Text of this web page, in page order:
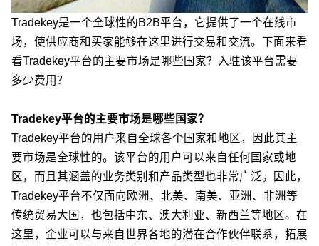
Tradekey是一个全球性的B2B平台，它提供了一个在线市
场，使供应商和买家能够在这里进行交易和交流。下面来看
看Tradekey平台的主要市场是哪些国家？入驻该平台需要
多少费用？
Tradekey平台的主要市场是哪些国家？
Tradekey平台的用户来自全球各个国家和地区，因此其主
要市场是全球性的。该平台的用户可以来自任何国家或地
区，而且其涵盖的业务类别和产品类型也非常广泛。因此，
Tradekey平台不仅面向欧洲、北美、南美、亚洲、非洲等
传统贸易大国，也包括中东、澳大利亚、新西兰等地区。在
这里，企业可以与来自世界各地的潜在合作伙伴联系，拓展